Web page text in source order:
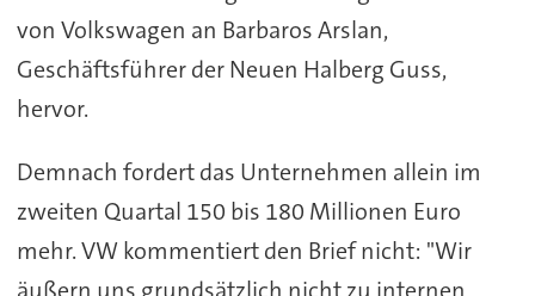
von Volkswagen an Barbaros Arslan,
Geschäftsführer der Neuen Halberg Guss,
hervor.
Demnach fordert das Unternehmen allein im
zweiten Quartal 150 bis 180 Millionen Euro
mehr. VW kommentiert den Brief nicht: "Wir